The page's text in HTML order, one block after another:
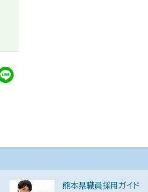
熊本県職員採用ガイド